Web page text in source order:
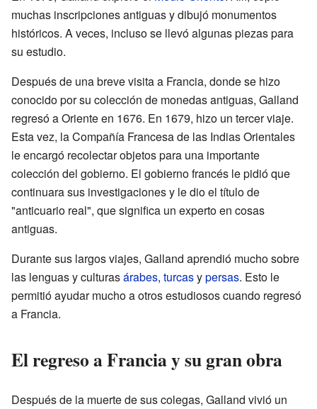
muchas inscripciones antiguas y dibujó monumentos
históricos. A veces, incluso se llevó algunas piezas para
su estudio.
Después de una breve visita a Francia, donde se hizo
conocido por su colección de monedas antiguas, Galland
regresó a Oriente en 1676. En 1679, hizo un tercer viaje.
Esta vez, la Compañía Francesa de las Indias Orientales
le encargó recolectar objetos para una importante
colección del gobierno. El gobierno francés le pidió que
continuara sus investigaciones y le dio el título de
"anticuario real", que significa un experto en cosas
antiguas.
Durante sus largos viajes, Galland aprendió mucho sobre
las lenguas y culturasárabes, turcasypersas. Esto le
permitió ayudar mucho a otros estudiosos cuando regresó
a Francia.
El regreso a Francia y su gran obra
Después de la muerte de sus colegas, Galland vivió un